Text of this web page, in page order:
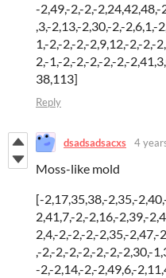
-2,49,-2,-2,-
,3,-2,13,-2,30,-2,-2,6,1,-
1,-2,-2,-2,-2,9,12,-2,-2,-
2,-1,-2,-2,-2,-2,-2,-
38,113]
Reply
dsadsadsacxs 4
Moss-like mold
[-2,17,35,38,-2,35,-
2,41,7,-2,-2,16,-2,39,-
2,4,-2,-2,-2,-2,35,-
,-2,-2,-2,-2,-2,-2,-2,30,-
-2,-2,14,-2,-2,49,6,-